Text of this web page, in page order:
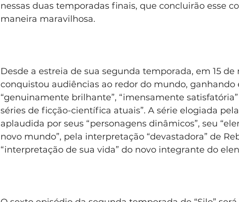
nessas duas temporadas finais, que concluirão esse
maneira maravilhosa.
Desde a estreia de sua segunda temporada, em 15 de
conquistou audiências ao redor do mundo, ganhando
“genuinamente brilhante”, “imensamente
séries de ficção-científica atuais”. A série elogiada
aplaudida por seus “personagens dinâmicos”, seu
novo mundo”, pela interpretação “devastadora” de
“interpretação de sua vida” do novo integrante do